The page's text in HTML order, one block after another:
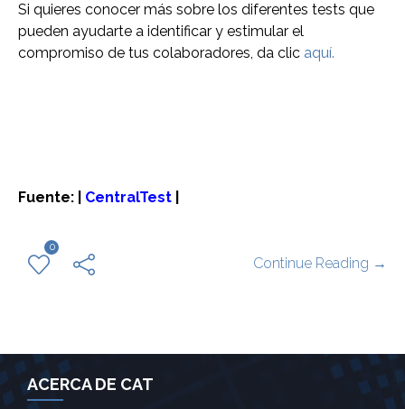
Si quieres conocer más sobre los diferentes tests que
pueden ayudarte a identificar y estimular el
compromiso de tus colaboradores, da clic aquí.
Fuente: | CentralTest
0
Continue Reading →
ACERCA DE CAT